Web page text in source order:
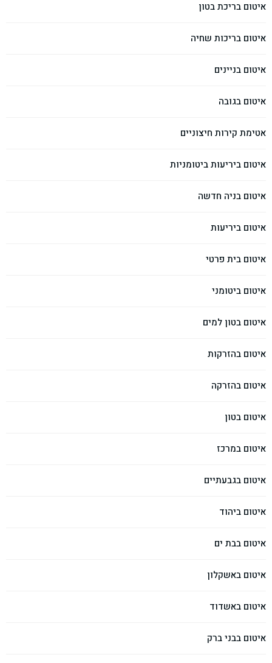
איטום בריכת בטון
איטום בריכות שחיה
איטום בניינים
איטום בגובה
אטימת קירות חיצוניים
איטום ביריעות ביטומניות
איטום בניה חדשה
איטום ביריעות
איטום בית פרטי
איטום ביטומני
איטום בטון למים
איטום בהזרקות
איטום בהזרקה
איטום בטון
איטום במרכז
איטום בגבעתיים
איטום ביהוד
איטום בבת ים
איטום באשקלון
איטום באשדוד
איטום בבני ברק